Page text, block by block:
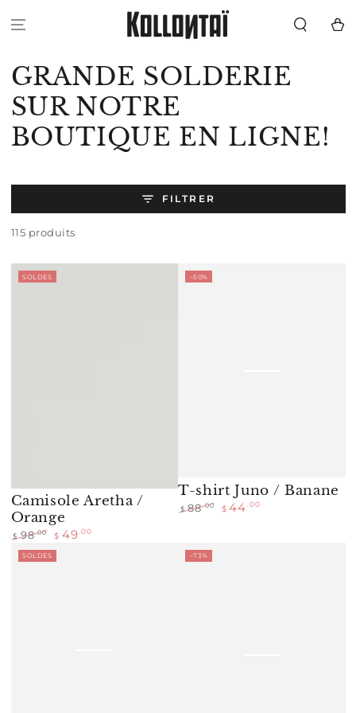
CONTENU
Panier
Collection:
GRANDE SOLDERIE
SUR NOTRE
BOUTIQUE EN LIGNE!
FILTRER
115 produits
Camisole Aretha /
Orange
Prix
normal
$ 98.00
Prix
de
$ 49 .00
SOLDES
T-shirt Juno / Banane
$ 88.00 $ 44 .00
–50%
SOLDES –73%